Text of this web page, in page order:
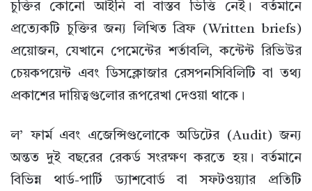
চুক্তির কোনো আইনি বা বাস্তব ভিত্তি নেই। বর্তমানে
প্রত্যেকটি চুক্তির জন্য লিখিত ব্রিফ (Written briefs)
প্রয়োজন, যেখানে পেমেন্টের শর্তাবলি, কন্টেন্ট রিভিউর
চেয়কপয়েন্ট এবং ডিসক্লোজার রেসপনসিবিলিটি বা তথ্য
প্রকাশের দায়িত্বগুলোর রূপরেখা দেওয়া থাকে।
ল’ ফার্ম এবং এজেন্সিগুলোকে অডিটের (Audit) জন্য
অন্তত দুই বছরের রেকর্ড সংরক্ষণ করতে হয়। বর্তমানে
বিভিন্ন থার্ড-পার্টি ড্যাশবোর্ড বা সফটওয়্যার প্রতিটি